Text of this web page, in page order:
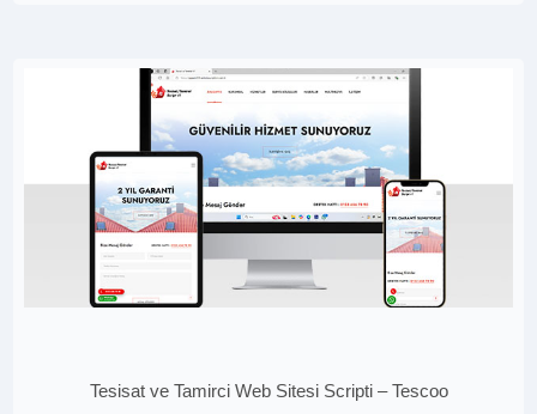
Tesisat ve Tamirci Web Sitesi Scripti – Tescoo